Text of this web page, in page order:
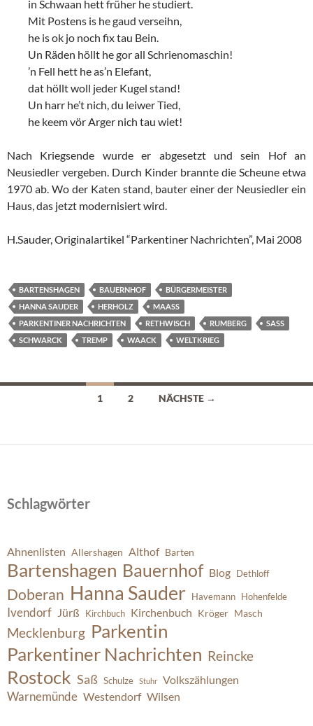
in Schwaan hett früher he studiert.
Mit Postens is he gaud verseihn,
he is ok jo noch fix tau Bein.
Un Räden höllt he gor all Schrienomaschin!
’n Fell hett he as’n Elefant,
dat höllt woll jeder Kugel stand!
Un harr he’t nich, du leiwer Tied,
he keem vör Arger nich tau wiet!
Nach Kriegsende wurde er abgesetzt und sein Hof an
Neusiedler vergeben. Durch Kinder brannte die Scheune etwa
1970 ab. Wo der Katen stand, bauter einer der Neusiedler ein
Haus, das jetzt modernisiert wird.
H.Sauder, Originalartikel “Parkentiner Nachrichten”, Mai 2008
BARTENSHAGEN BAUERNHOF
BÜRGERMEISTER
HANNA SAUDER
HERHOLZ
MAASS
PARKENTINER NACHRICHTEN
RETHWISCH RUMBERG
SASS
SCHWARCK
TREMP WAACK WELTKRIEG
Beitragsnavigation
1 2 NÄCHSTE →
Schlagwörter
Ahnenlisten Allershagen Althof Barten
Bartenshagen Bauernhof Blog Dethloff
Doberan Hanna Sauder Havemann Hohenfelde
Ivendorf Jürß Kirchbuch Kirchenbuch Kröger Masch
Mecklenburg Parkentin
Parkentiner Nachrichten Reincke
Rostock Saß Schulze Stuhr Volkszählungen
Warnemünde Westendorf Wilsen